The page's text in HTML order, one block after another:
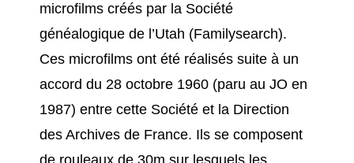
microfilms créés par la Société
généalogique de l’Utah (Familysearch).
Ces microfilms ont été réalisés suite à un
accord du 28 octobre 1960 (paru au JO en
1987) entre cette Société et la Direction
des Archives de France. Ils se composent
de rouleaux de 30m sur lesquels les